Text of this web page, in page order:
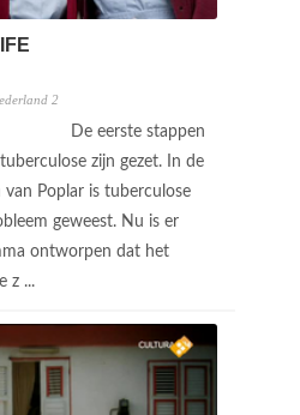
2
De eerste stappen
zijn gezet. In de
Poplar is tuberculose
geweest. Nu is er
ontworpen dat het
z ...